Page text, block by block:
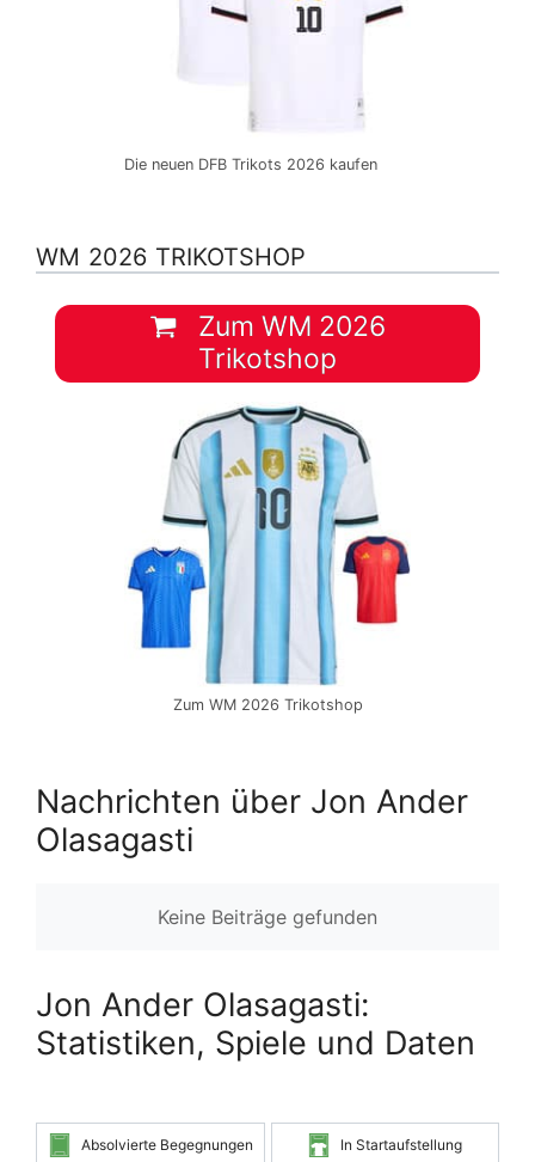
Die neuen DFB Trikots 2026 kaufen
WM 2026 TRIKOTSHOP
Zum WM 2026
Trikotshop
Zum WM 2026 Trikotshop
Nachrichten über Jon Ander
Olasagasti
Keine Beiträge gefunden
Jon Ander Olasagasti:
Statistiken, Spiele und Daten
Absolvierte Begegnungen In Startaufstellung